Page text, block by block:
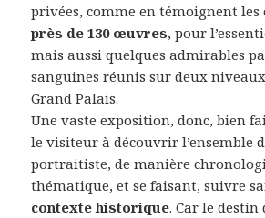
privées, comme en témoignent les
près de 130 œuvres, pour
mais aussi quelques admirables
sanguines réunis sur deux
Grand Palais.
Une vaste exposition, donc, bien
le visiteur à découvrir l’ensemble
portraitiste, de manière
thématique, et se faisant, suivre
contexte historique. Car le destin